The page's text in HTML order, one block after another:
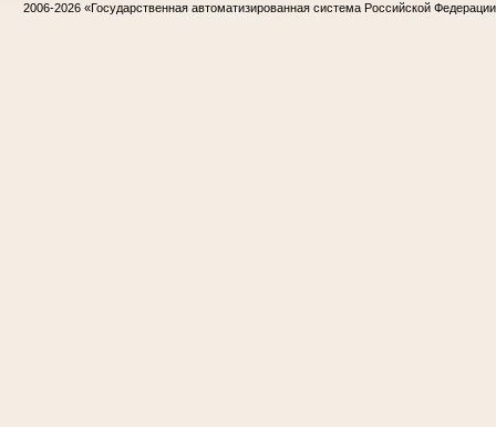
2006-2026 «Государственная автоматизированная система Российской